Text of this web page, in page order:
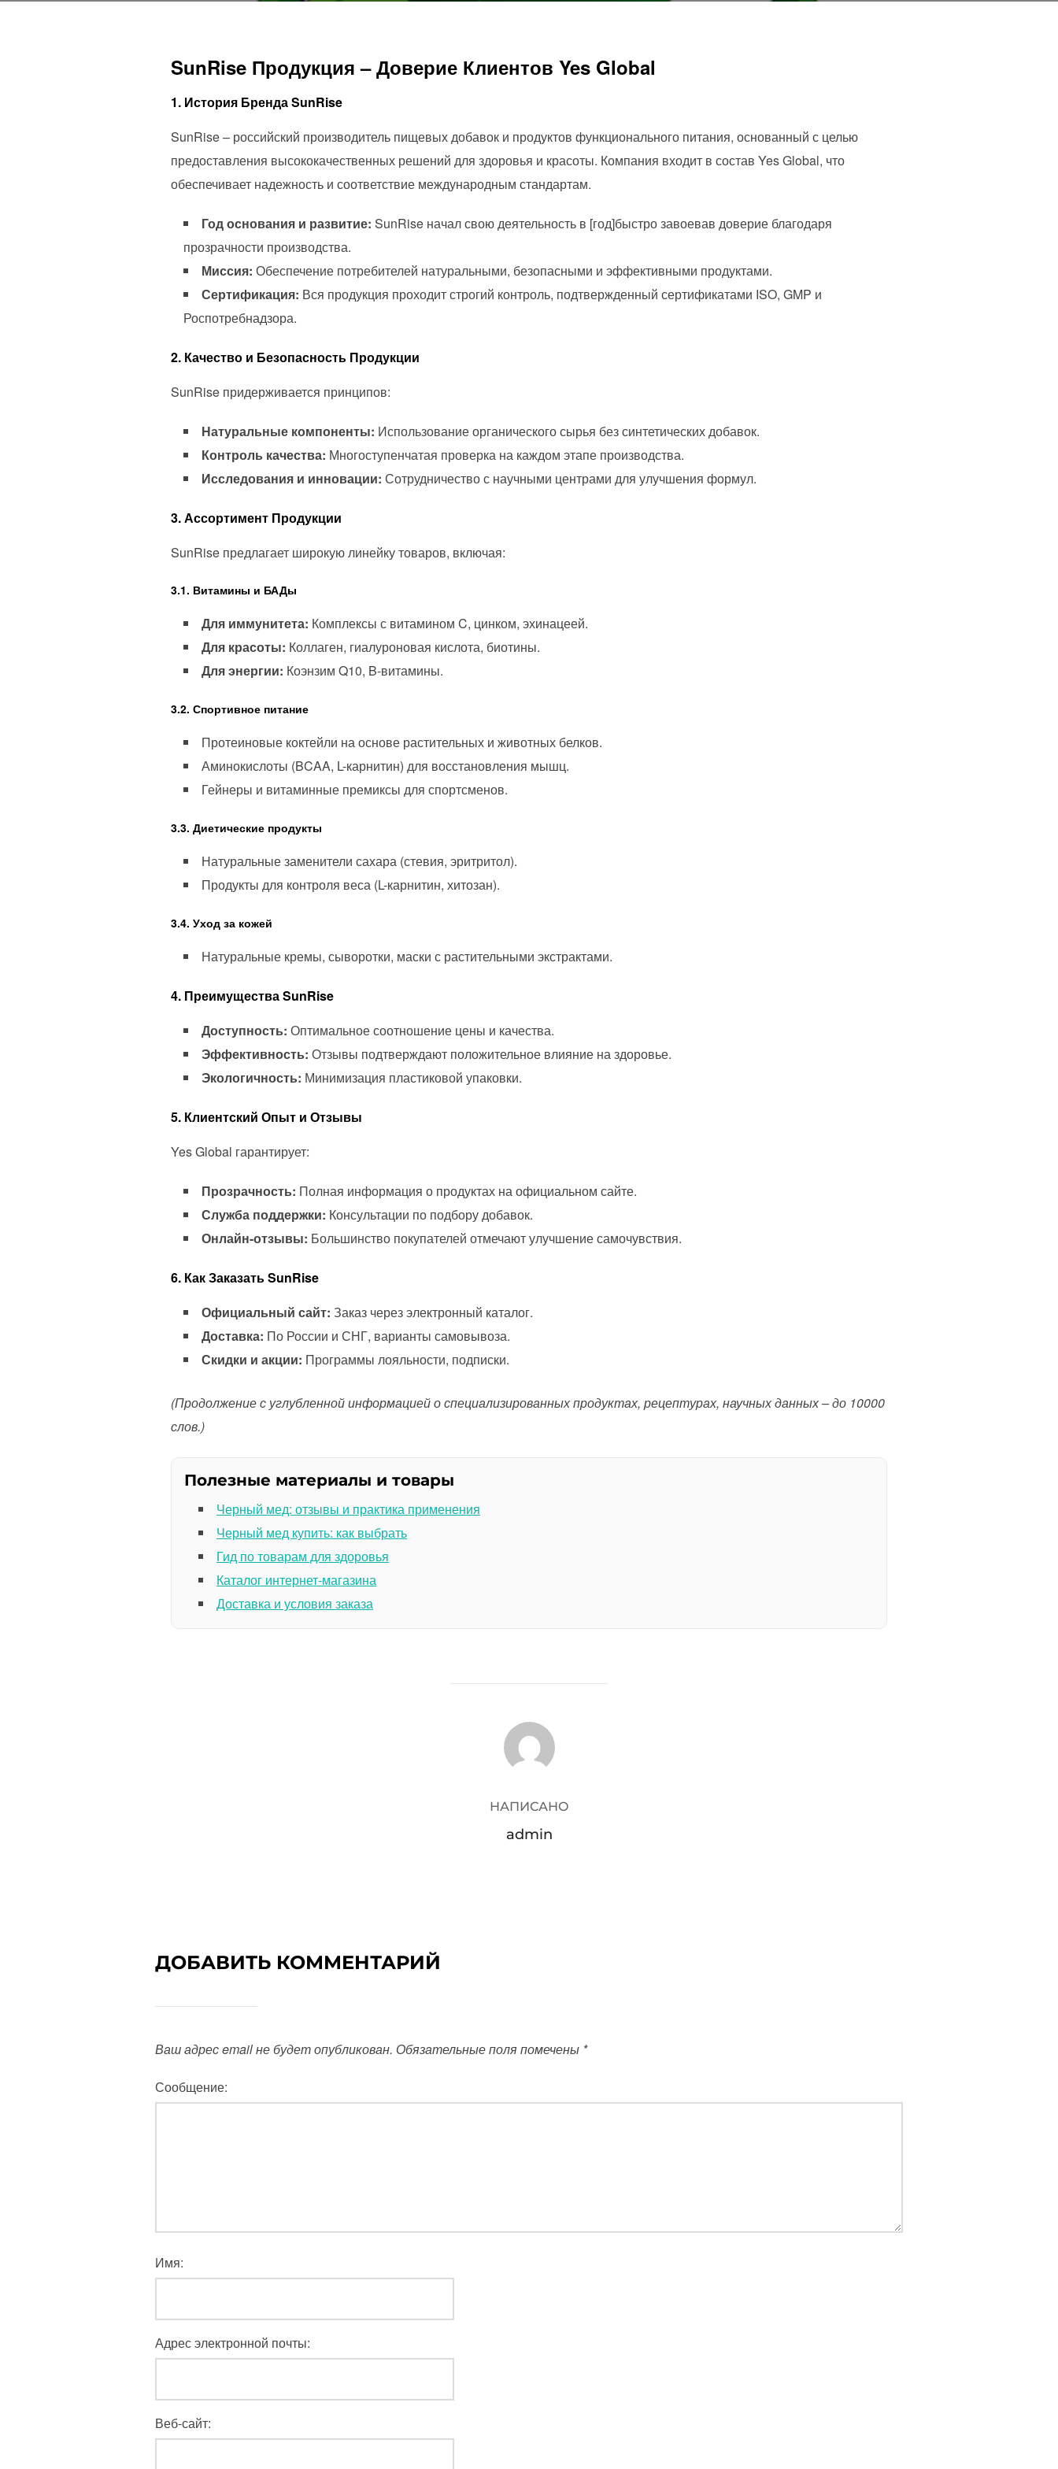
SunRise Продукция – Доверие Клиентов Yes Global
1. История Бренда SunRise
SunRise – российский производитель пищевых добавок и продуктов функционального питания, основанный с целью
предоставления высококачественных решений для здоровья и красоты. Компания входит в состав Yes Global, что
обеспечивает надежность и соответствие международным стандартам.
Год основания и развитие: SunRise начал свою деятельность в [год]быстро завоевав доверие благодаря
прозрачности производства.
Миссия: Обеспечение потребителей натуральными, безопасными и эффективными продуктами.
Сертификация: Вся продукция проходит строгий контроль, подтвержденный сертификатами ISO, GMP и
Роспотребнадзора.
2. Качество и Безопасность Продукции
SunRise придерживается принципов:
Натуральные компоненты: Использование органического сырья без синтетических добавок.
Контроль качества: Многоступенчатая проверка на каждом этапе производства.
Исследования и инновации: Сотрудничество с научными центрами для улучшения формул.
3. Ассортимент Продукции
SunRise предлагает широкую линейку товаров, включая:
3.1. Витамины и БАДы
Для иммунитета: Комплексы с витамином C, цинком, эхинацеей.
Для красоты: Коллаген, гиалуроновая кислота, биотины.
Для энергии: Коэнзим Q10, B-витамины.
3.2. Спортивное питание
Протеиновые коктейли на основе растительных и животных белков.
Аминокислоты (BCAA, L-карнитин) для восстановления мышц.
Гейнеры и витаминные премиксы для спортсменов.
3.3. Диетические продукты
Натуральные заменители сахара (стевия, эритритол).
Продукты для контроля веса (L-карнитин, хитозан).
3.4. Уход за кожей
Натуральные кремы, сыворотки, маски с растительными экстрактами.
4. Преимущества SunRise
Доступность: Оптимальное соотношение цены и качества.
Эффективность: Отзывы подтверждают положительное влияние на здоровье.
Экологичность: Минимизация пластиковой упаковки.
5. Клиентский Опыт и Отзывы
Yes Global гарантирует:
Прозрачность: Полная информация о продуктах на официальном сайте.
Служба поддержки: Консультации по подбору добавок.
Онлайн-отзывы: Большинство покупателей отмечают улучшение самочувствия.
6. Как Заказать SunRise
Официальный сайт: Заказ через электронный каталог.
Доставка: По России и СНГ, варианты самовывоза.
Скидки и акции: Программы лояльности, подписки.
(Продолжение с углубленной информацией о специализированных продуктах, рецептурах, научных данных – до 10000
слов.)
Полезные материалы и товары
Черный мед: отзывы и практика применения
Черный мед купить: как выбрать
Гид по товарам для здоровья
Каталог интернет-магазина
Доставка и условия заказа
АВТОР ЗАПИСИ
НАПИСАНО
admin
ДОБАВИТЬ КОММЕНТАРИЙ
Ваш адрес email не будет опубликован. Обязательные поля помечены *
Сообщение:
Имя:
Адрес электронной почты:
Веб-сайт: